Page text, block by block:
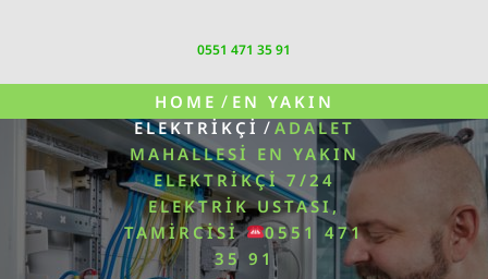
0551 471 35 91
HOME / EN YAKIN
ELEKTRIKÇI / ADALET
MAHALLESI EN YAKIN
ELEKTRIKÇI 7/24
ELEKTRIK USTASI,
TAMIRCISI
0551 471
35 91